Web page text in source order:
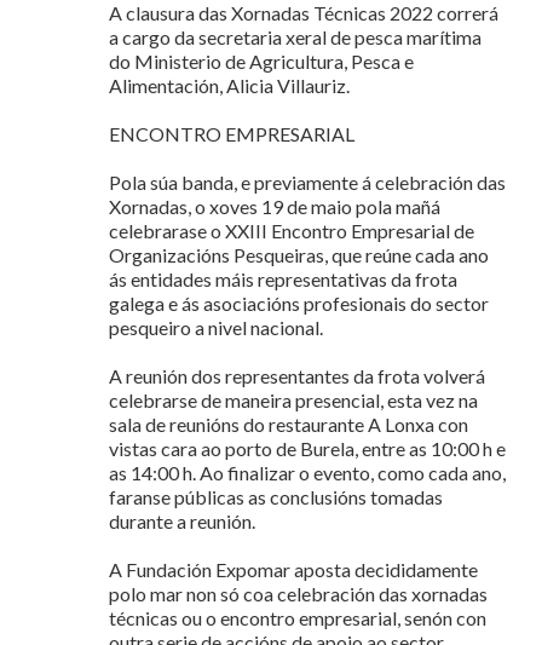
A clausura das Xornadas Técnicas 2022 correrá
a cargo da secretaria xeral de pesca marítima
do Ministerio de Agricultura, Pesca e
Alimentación, Alicia Villauriz.
ENCONTRO EMPRESARIAL
Pola súa banda, e previamente á celebración das
Xornadas, o xoves 19 de maio pola mañá
celebrarase o XXIII Encontro Empresarial de
Organizacións Pesqueiras, que reúne cada ano
ás entidades máis representativas da frota
galega e ás asociacións profesionais do sector
pesqueiro a nivel nacional.
A reunión dos representantes da frota volverá
celebrarse de maneira presencial, esta vez na
sala de reunións do restaurante A Lonxa con
vistas cara ao porto de Burela, entre as 10:00 h e
as 14:00 h. Ao finalizar o evento, como cada ano,
faranse públicas as conclusións tomadas
durante a reunión.
A Fundación Expomar aposta decididamente
polo mar non só coa celebración das xornadas
técnicas ou o encontro empresarial, senón con